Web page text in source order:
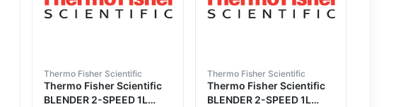
Thermo Fisher Scientific
Thermo Fisher Scientific
BLENDER 2-SPEED 1L
Thermo Fisher Scientific
Thermo Fisher Scientific
BLENDER 2-SPEED 1L